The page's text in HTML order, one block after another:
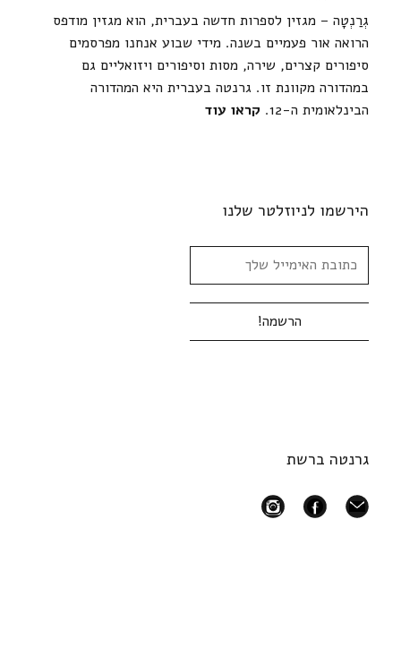
גְרַנְטָה – מגזין לספרות חדשה בעברית, הוא מגזין מודפס
הרואה אור פעמיים בשנה. מידי שבוע אנחנו מפרסמים
סיפורים קצרים, שירה, מסות וסיפורים ויזואליים גם
במהדורה מקוונת זו. גרנטה בעברית היא המהדורה
הבינלאומית ה-12.
קראו עוד
הירשמו לניוזלטר שלנו
גרנטה ברשת
mail
facebook
instagram